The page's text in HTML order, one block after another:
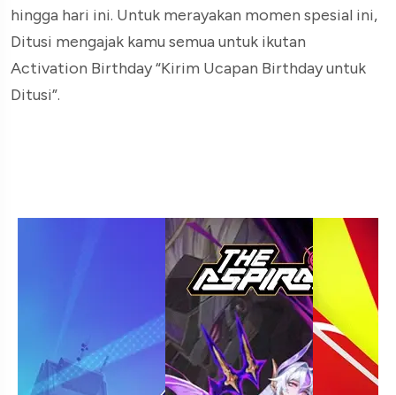
hingga hari ini. Untuk merayakan momen spesial ini,
Ditusi mengajak kamu semua untuk ikutan
Activation Birthday “Kirim Ucapan Birthday untuk
Ditusi”.